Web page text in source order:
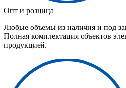
Опт и розница
Любые объемы из наличия и под
Полная комплектация объектов
продукцией.